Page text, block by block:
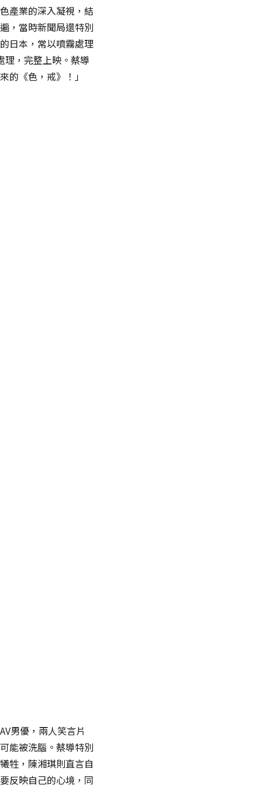
產業的深入凝視，結
，當時新聞局還特別
日本，常以噴霧處理
理，完整上映。蔡導
的《色，戒》！」
男優，兩人笑言片
能被洗腦。蔡導特別
牲，陳湘琪則直言自
反映自己的心境，同